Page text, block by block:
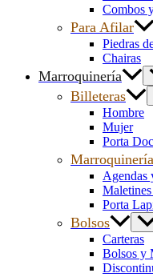
Combos
Para Afilar
Piedras
Chairas
Marroquinería
Billeteras
Hombre
Mujer
Porta
Agendas
Porta
Bolsos
Carteras
Bolsos y